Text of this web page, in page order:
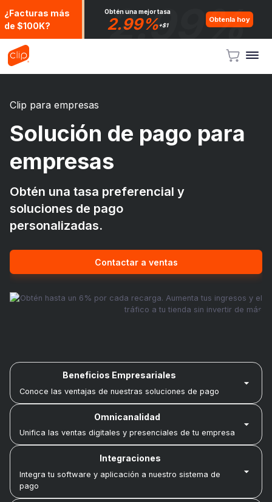
¿Facturas más
de $100K?
Obtén una mejor tasa
2.99%
2.99%+$1
Obtenla hoy
Clip para empresas
Solución de pago para
empresas
Obtén una tasa preferencial y
soluciones de pago
personalizadas.
Contactar a ventas
Beneficios Empresariales
Conoce las ventajas de nuestras soluciones de pago
Omnicanalidad
Unifica las ventas digitales y presenciales de tu empresa
Integraciones
Integra tu software y aplicación a nuestro sistema de
pago